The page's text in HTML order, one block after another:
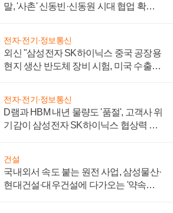
말, '사촌' 신동빈·신동원 시대 협업 확대
전자·전기·정보통신
외신 "삼성전자 SK하이닉스 중국 공장용
현지 생산 반도체 장비 시험, 미국 수출통
전자·전기·정보통신
D램과 HBM 내년 물량도 '품절', 고객사 위
기감이 삼성전자 SK하이닉스 협상력 더
건설
국내외서 속도 붙는 원전 사업, 삼성물산·
현대건설·대우건설에 다가오는 '약속의